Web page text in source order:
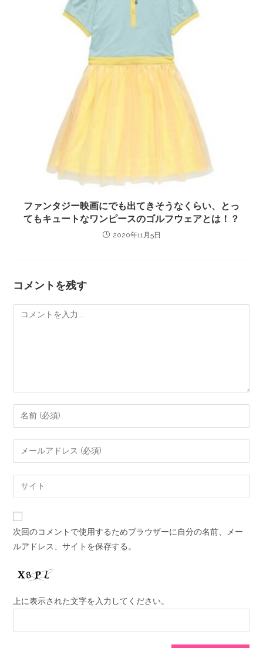
ファンタジー映画にでも出てきそうなくらい、とっ
てもキュートなワンピースのゴルフウェアとは！？
2020年11月5日
コメントを残す
次回のコメントで使用するためブラウザーに自分の名前、メー
ルアドレス、サイトを保存する。
上に表示された文字を入力してください。